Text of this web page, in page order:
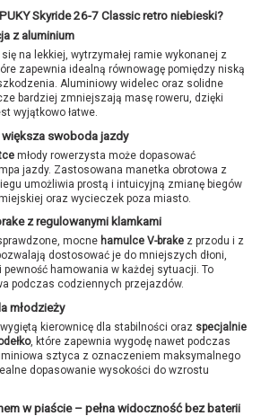
Skyride 26-7 Classic retro niebieski?
z aluminium
na lekkiej, wytrzymałej ramie wykonanej z
zapewnia idealną równowagę pomiędzy niską
Aluminiowy widelec oraz solidne
bardziej zmniejszają masę roweru, dzięki
wyjątkowo łatwe.
swoboda jazdy
młody rowerzysta może dopasować
jazdy. Zastosowana manetka obrotowa z
umożliwia prostą i intuicyjną zmianę biegów
oraz wycieczek poza miasto.
z regulowanymi klamkami
mocne hamulce V-brake z przodu i z
dostosować je do mniejszych dłoni,
hamowania w każdej sytuacji. To
podczas codziennych przejazdów.
młodzieży
kierownicę dla stabilności oraz specjalnie
, które zapewnia wygodę nawet podczas
sztyca z oznaczeniem maksymalnego
dopasowanie wysokości do wzrostu
w piaście – pełna widoczność bez baterii